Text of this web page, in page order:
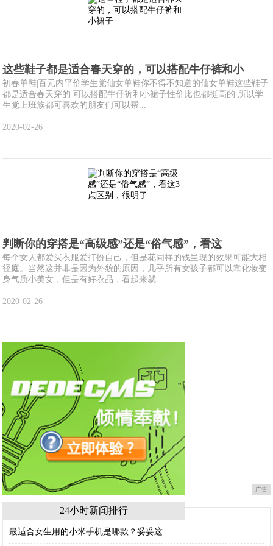
这些鞋子都是适合春天穿的，可以搭配牛仔裤和小
初春单鞋|百元内平价学生党仙女单鞋你不得不知道的仙女单鞋这些鞋子
都是适合春天穿的 可以搭配牛仔裤和小裙子性价比也都挺高的 所以学
生党上班族都可喜欢的朋友们可以帮...
2020-02-26
判断你的穿搭是“高级感”还是“俗气感”，看这
每个女人都爱买衣服爱打扮自己，但是花同样的钱呈现的效果可能大相
径庭。当然这并非是因为外貌的原因，几乎所有女孩子都可以靠化妆变
身气质小美女，但是有好衣品，看起来就...
2020-02-26
广告
24小时新闻排行
最适合女生用的小米手机是哪款？妥妥这